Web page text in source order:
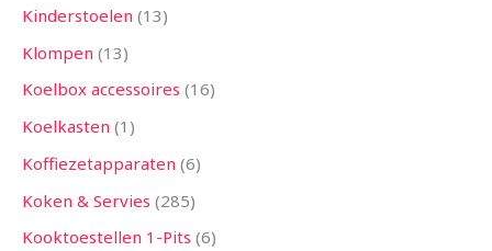
Kinderstoelen 13
Klompen 13
Koelbox accessoires 16
Koelkasten 1
Koffiezetapparaten 6
Koken & Servies 285
Kooktoestellen 1-Pits 6